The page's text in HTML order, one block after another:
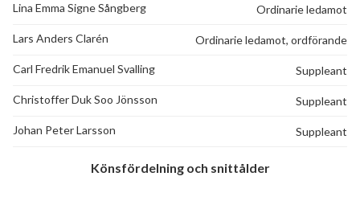
Lina Emma Signe Sångberg Ordinarie ledamot
Lars Anders Clarén Ordinarie ledamot, ordförande
Carl Fredrik Emanuel Svalling Suppleant
Christoffer Duk Soo Jönsson Suppleant
Johan Peter Larsson Suppleant
Könsfördelning och snittålder